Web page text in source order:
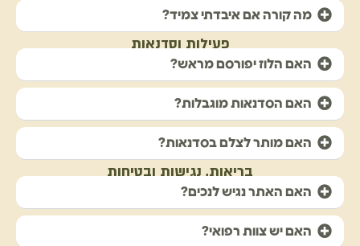
מה קורה אם איבדתי צמיד?
פעילות וסדנאות
האם הלוז יפורסם מראש?
האם הסדנאות מוגבלות?
האם מותר לצלם בסדנאות?
בריאות, נגישות ובטיחות
האם האתר נגיש לנכים?
האם יש צוות רפואי?